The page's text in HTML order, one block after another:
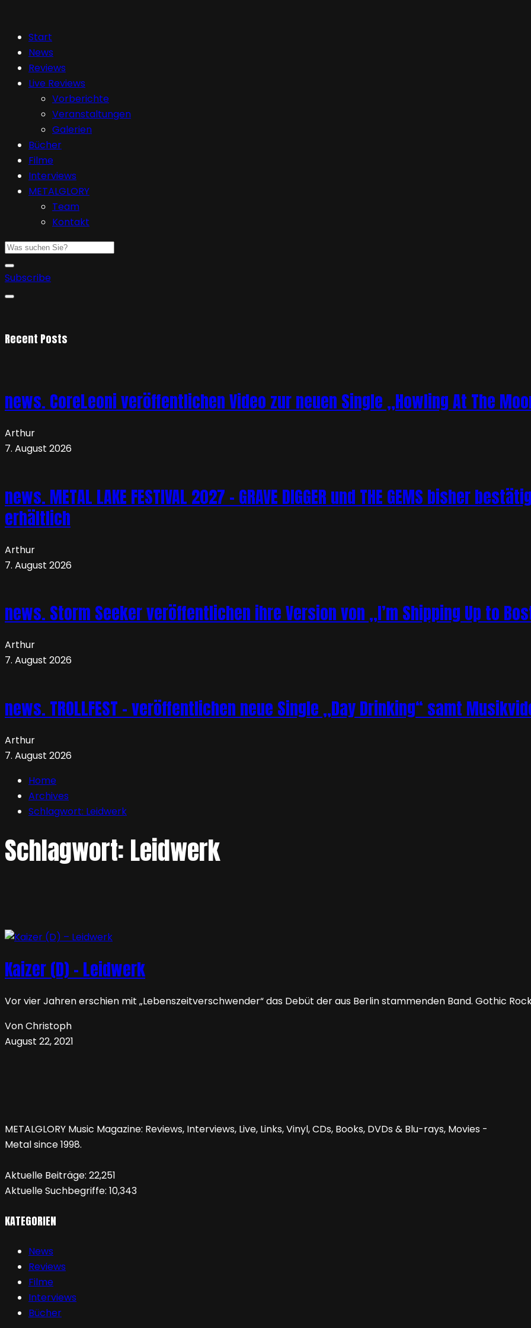
Start
News
Reviews
Live Reviews
Vorberichte
Veranstaltungen
Galerien
Bücher
Filme
Interviews
METALGLORY
Team
Kontakt
Subscribe
Recent Posts
news. CoreLeoni veröffentlichen Video zur neuen Single „Howling At The
Arthur
7. August 2026
news. METAL LAKE FESTIVAL 2027 – GRAVE DIGGER und THE GEMS bisher
erhältlich
Arthur
7. August 2026
news. Storm Seeker veröffentlichen ihre Version von „I’m Shipping Up to
Arthur
7. August 2026
news. TROLLFEST – veröffentlichen neue Single „Day Drinking“ samt
Arthur
7. August 2026
Home
Archives
Schlagwort: Leidwerk
Schlagwort: Leidwerk
Kaizer (D) – Leidwerk
Vor vier Jahren erschien mit „Lebenszeitverschwender“ das Debüt der aus Berlin stammenden Band. Gothic
Von Christoph
August 22, 2021
METALGLORY Music Magazine: Reviews, Interviews, Live, Links, Vinyl, CDs, Books, DVDs & Blu-rays, Movies -
Metal since 1998.
Aktuelle Beiträge: 22,251
Aktuelle Suchbegriffe: 10,343
KATEGORIEN
News
Reviews
Filme
Interviews
Bücher